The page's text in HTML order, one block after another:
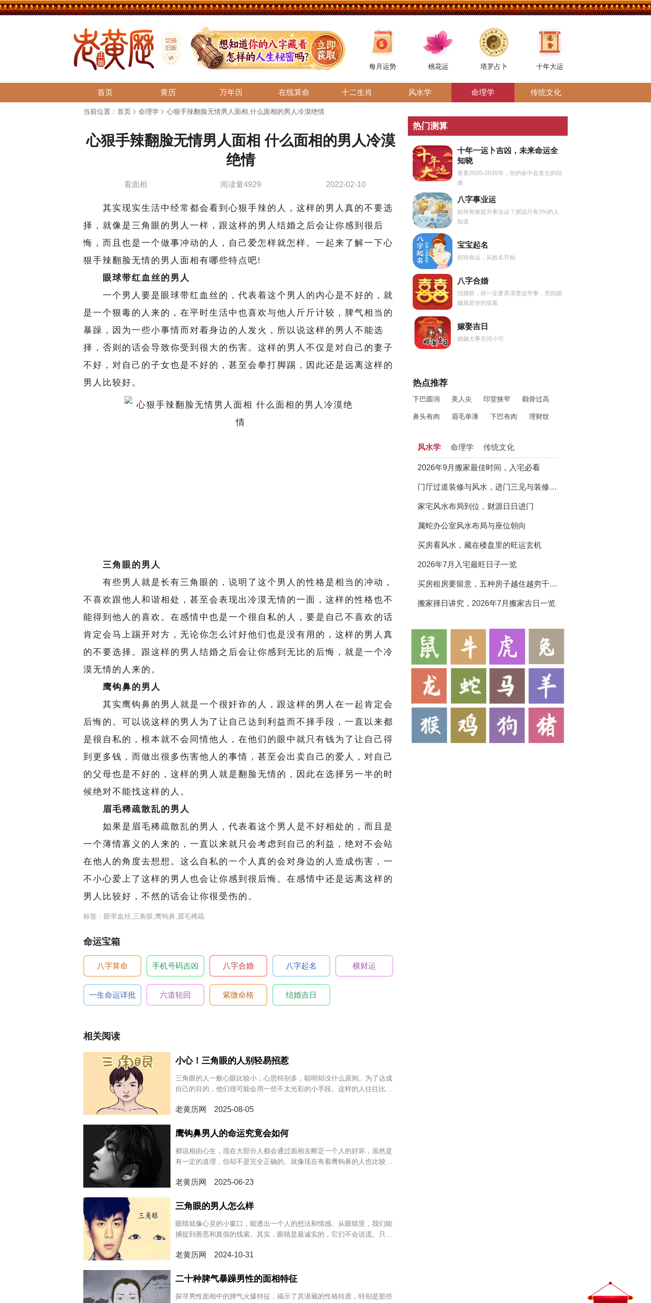
每月运势 桃花运 塔罗占卜 十年大运
首页 黄历 万年历 在线算命 十二生肖 风水学 命理学 传统文化
当前位置： 首页 命理学 心狠手辣翻脸无情男人面相,什么面相的男人冷漠绝情
心狠手辣翻脸无情男人面相 什么面相的男人冷漠
绝情
看面相 阅读量4929 2022-02-10
其实现实生活中经常都会看到心狠手辣的人，这样的男人真的不要选
择，就像是三角眼的男人一样，跟这样的男人结婚之后会让你感到很后
悔，而且也是一个做事冲动的人，自己爱怎样就怎样。一起来了解一下心
狠手辣翻脸无情的男人面相有哪些特点吧!
眼球带红血丝的男人
一个男人要是眼球带红血丝的，代表着这个男人的内心是不好的，就
是一个狠毒的人来的，在平时生活中也喜欢与他人斤斤计较，脾气相当的
暴躁，因为一些小事情而对着身边的人发火，所以说这样的男人不能选
择，否则的话会导致你受到很大的伤害。这样的男人不仅是对自己的妻子
不好，对自己的子女也是不好的，甚至会拳打脚踢，因此还是远离这样的
男人比较好。
三角眼的男人
有些男人就是长有三角眼的，说明了这个男人的性格是相当的冲动，
不喜欢跟他人和谐相处，甚至会表现出冷漠无情的一面，这样的性格也不
能得到他人的喜欢。在感情中也是一个很自私的人，要是自己不喜欢的话
肯定会马上踢开对方，无论你怎么讨好他们也是没有用的，这样的男人真
的不要选择。跟这样的男人结婚之后会让你感到无比的后悔，就是一个冷
漠无情的人来的。
鹰钩鼻的男人
其实鹰钩鼻的男人就是一个很奸诈的人，跟这样的男人在一起肯定会
后悔的。可以说这样的男人为了让自己达到利益而不择手段，一直以来都
是很自私的，根本就不会同情他人，在他们的眼中就只有钱为了让自己得
到更多钱，而做出很多伤害他人的事情，甚至会出卖自己的爱人，对自己
的父母也是不好的，这样的男人就是翻脸无情的，因此在选择另一半的时
候绝对不能找这样的人。
眉毛稀疏散乱的男人
如果是眉毛稀疏散乱的男人，代表着这个男人是不好相处的，而且是
一个薄情寡义的人来的，一直以来就只会考虑到自己的利益，绝对不会站
在他人的角度去想想。这么自私的一个人真的会对身边的人造成伤害，一
不小心爱上了这样的男人也会让你感到很后悔。在感情中还是远离这样的
男人比较好，不然的话会让你很受伤的。
标签：眼带血丝,三角眼,鹰钩鼻,眉毛稀疏
命运宝箱
八字算命 手机号码吉凶 八字合婚 八字起名 横财运
一生命运详批 六道轮回 紫微命格 结婚吉日
相关阅读
小心！三角眼的人别轻易招惹
三角眼的人一般心眼比较小，心思特别多，聪明却没什么原则。为了达成
自己的目的，他们很可能会用一些不太光彩的小手段。这样的人往往比较
角眼的人到底有多狠？接下来给你们好好说说。
老黄历网 2025-08-05
鹰钩鼻男人的命运究竟会如何
都说相由心生，现在大部分人都会通过面相去断定一个人的好坏，虽然是
有一定的道理，但却不是完全正确的。就像现在有着鹰钩鼻的人也比较
曲折吗？我们现在来看看他们的命运会怎么样。
老黄历网 2025-06-23
三角眼的男人怎么样
眼睛就像心灵的小窗口，能透出一个人的想法和情感。从眼睛里，我们能
捕捉到善恶和真假的线索。其实，眼睛是最诚实的，它们不会说谎。只要
老黄历网 2024-10-31
二十种脾气暴躁男性的面相特征
探寻男性面相中的脾气火爆特征，揭示了其潜藏的性格特质，特别是那些
热门测算
十年一运卜吉凶，未来命运全
知晓
查看2020-2030年，你的命中会发生的劫
难
八字事业运
如何有效提升事业运？据说只有3%的人
知道
宝宝起名
扭转命运，从姓名开始
八字合婚
结婚前，你一定要弄清楚这件事，否则婚
姻就是你的坟墓
嫁娶吉日
婚姻大事非同小可
热点推荐
下巴圆润 美人尖 印堂狭窄 颧骨过高
鼻头有肉 眉毛单薄 下巴有肉 理财纹
风水学 命理学 传统文化
2026年9月搬家最佳时间，入宅必看
门厅过道装修与风水，进门三见与装修避坑指南
家宅风水布局到位，财源日日进门
属蛇办公室风水布局与座位朝向
买房看风水，藏在楼盘里的旺运玄机
2026年7月入宅最旺日子一览
买房租房要留意，五种房子越住越穷千万别选
搬家择日讲究，2026年7月搬家吉日一览